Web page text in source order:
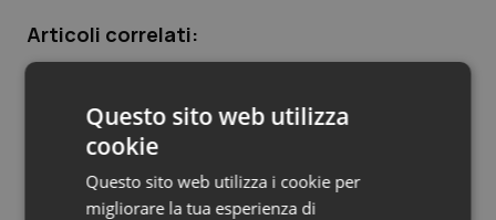
Umbria
Valle D’Aosta
Oftalmologia
Oncodermatologia
Articoli correlati:
guardia è sbagliato e molto pericoloso”
04 Novembre 2014
© Riproduzione riservata
Questo sito web utilizza
cookie
Questo sito web utilizza i cookie per
migliorare la tua esperienza di